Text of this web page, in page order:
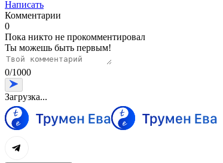
Написать
Комментарии
0
Пока никто не прокомментировал
Ты можешь быть первым!
0/1000
Загрузка...